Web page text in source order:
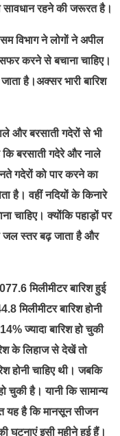
सावधान रहने की जरूरत है।
विभाग ने लोगों ने अपील
सफर करने से बचाना चाहिए।
है।अक्सर भारी बारिश
और बरसाती गदेरों से भी
कि बरसाती गदेरे और नाले
गदेरों को पार करने का
है। वहीं नदियों के किनारे
चाहिए। क्योंकि पहाड़ों पर
जल स्तर बढ़ जाता है और
मिलीमीटर बारिश हुई
मिलीमीटर बारिश होनी
ज्यादा बारिश हो चुकी
के लिहाज से देखें तो
होनी चाहिए थी। जबकि
चुकी है। यानी कि सामान्य
यह है कि मानसून सीजन
घटनाएं इसी महीने हुई हैं।